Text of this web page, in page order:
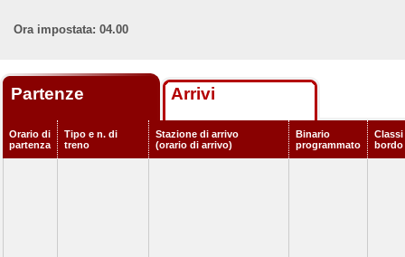
Ora impostata: 04.00
Partenze Arrivi
Orario di
partenza
Tipo e n. di
treno
Stazione di arrivo
(orario di arrivo)
Binario
programmato
Classi
bordo